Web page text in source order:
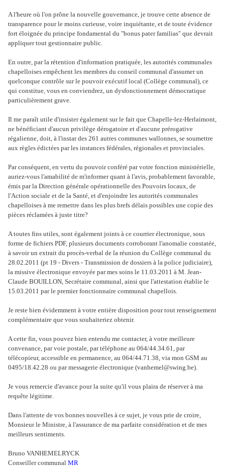
A l'heure où l'on prône la nouvelle gouvernance, je trouve cette absence de
transparence pour le moins curieuse, voire inquiétante, et de toute évidence
fort éloignée du principe fondamental du "bonus pater familias" que devrait
appliquer tout gestionnaire public.
En outre, par la rétention d'information pratiquée, les autorités communales
chapelloises empêchent les membres du conseil communal d'assumer un
quelconque contrôle sur le pouvoir exécutif local (Collège communal), ce
qui constitue, vous en conviendrez, un dysfonctionnement démocratique
particulièrement grave.
Il me paraît utile d'insister également sur le fait que Chapelle-lez-Herlaimont,
ne bénéficiant d'aucun privilège dérogatoire et d'aucune prérogative
régalienne, doit, à l'instar des 261 autres communes wallonnes, se soumettre
aux règles édictées par les instances fédérales, régionales et provinciales.
Par conséquent, en vertu du pouvoir conféré par votre fonction ministérielle,
auriez-vous l'amabilité de m'informer quant à l'avis, probablement favorable,
émis par la Direction générale opérationnelle des Pouvoirs locaux, de
l'Action sociale et de la Santé, et d'enjoindre les autorités communales
chapelloises à me remettre dans les plus brefs délais possibles une copie des
pièces réclamées à juste titre?
A toutes fins utiles, sont également joints à ce courrier électronique, sous
forme de fichiers PDF, plusieurs documents corroborant l'anomalie constatée,
à savoir un extrait du procès-verbal de la réunion du Collège communal du
28.02.2011 (pt 19 - Divers - Transmission de dossiers à la police judiciaire),
la missive électronique envoyée par mes soins le 11.03.2011 à M. Jean-
Claude BOUILLON, Secrétaire communal, ainsi que l'attestation établie le
15.03.2011 par le premier fonctionnaire communal chapellois.
Je reste bien évidemment à votre entière disposition pour tout renseignement
complémentaire que vous souhaiteriez obtenir.
A cette fin, vous pouvez bien entendu me contacter, à votre meilleure
convenance, par voie postale, par téléphone au 064/44.34.61, par
télécopieur, accessible en permanence, au 064/44.71.38, via mon GSM au
0495/18.42.28 ou par messagerie électronique (vanhemel@swing.be).
Je vous remercie d'avance pour la suite qu'il vous plaira de réserver à ma
requête légitime.
Dans l'attente de vos bonnes nouvelles à ce sujet, je vous prie de croire,
Monsieur le Ministre, à l'assurance de ma parfaite considération et de mes
meilleurs sentiments.
Bruno VANHEMELRYCK
Conseiller communal MR